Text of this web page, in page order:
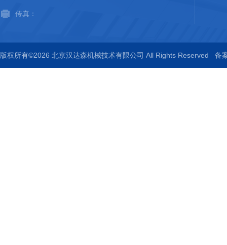
传真：
版权所有©2026 北京汉达森机械技术有限公司 All Rights Reserved 备